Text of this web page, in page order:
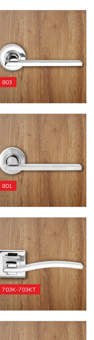
803
801
703K-703KT